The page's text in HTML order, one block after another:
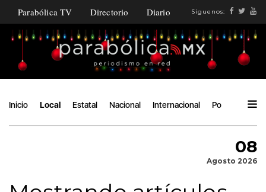
Parabólica TV Directorio Diario Síguenos:
Inicio Local Estatal Nacional Internacional Política
08
Agosto 2026